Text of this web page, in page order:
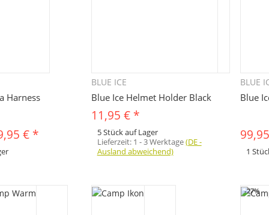
Harness
€ *
BLUE ICE
Blue Ice Helmet Holder Black
11,95 € *
5 Stück auf Lager
Lieferzeit: 1 - 3 Werktage(DE -
Ausland abweichend)
BLUE
Blue
1
-27%